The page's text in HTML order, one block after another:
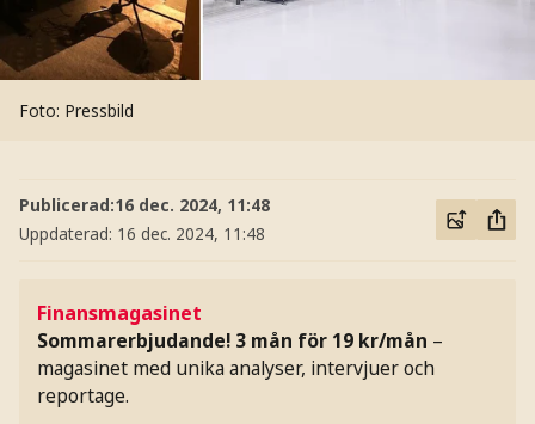
Foto: Pressbild
Publicerad:16 dec. 2024, 11:48
Uppdaterad: 16 dec. 2024, 11:48
Finansmagasinet
Sommarerbjudande! 3 mån för 19 kr/mån –
magasinet med unika analyser, intervjuer och
reportage.